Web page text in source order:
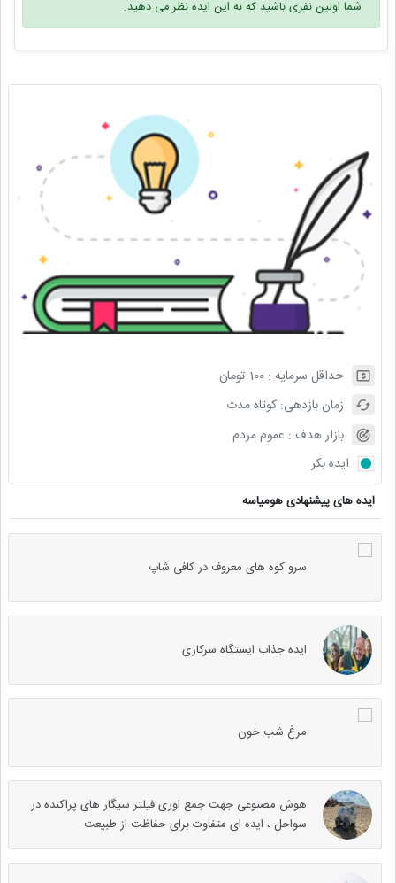
حداقل سرمایه :100 تومان
زمان بازدهی:کوتاه مدت
بازار هدف : عموم مردم
ایده بکر
ایده های پیشنهادی هومیاسه
سرو کوه های معروف در کافی شاپ
ایده جذاب ایستگاه سرکاری
مرغ شب خون
هوش مصنوعی جهت جمع اوری فیلتر سیگار های پراکنده در
سواحل ، ایده ای متفاوت برای حفاظت از طبیعت
شما اولین نفری باشید که به این ایده نظر می دهید.